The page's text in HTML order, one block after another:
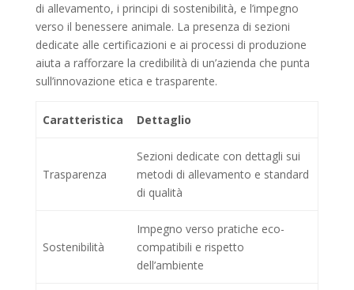
di allevamento, i principi di sostenibilità, e l’impegno
verso il benessere animale. La presenza di sezioni
dedicate alle certificazioni e ai processi di produzione
aiuta a rafforzare la credibilità di un’azienda che punta
sull’innovazione etica e trasparente.
Caratteristica Dettaglio
Trasparenza
Sezioni dedicate con dettagli sui
metodi di allevamento e standard
di qualità
Sostenibilità
Impegno verso pratiche eco-
compatibili e rispetto
dell’ambiente